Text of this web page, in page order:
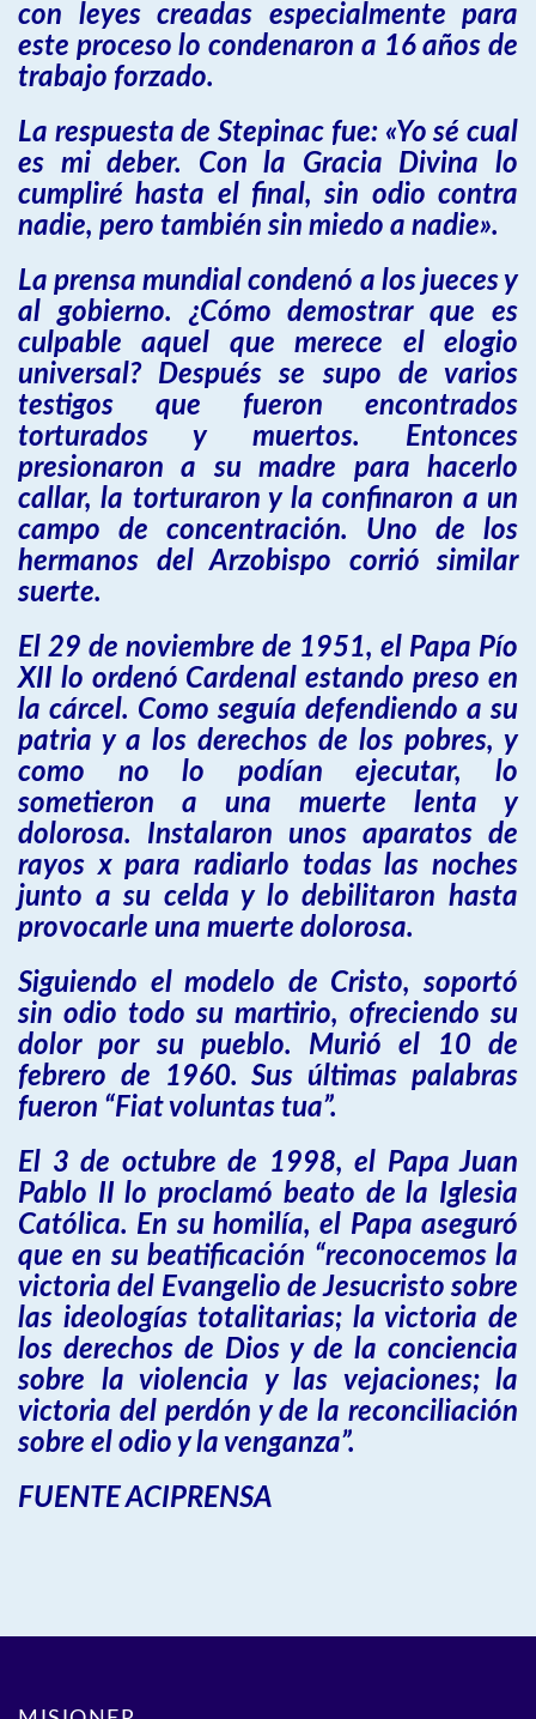
con leyes creadas especialmente para
este proceso lo condenaron a 16 años de
trabajo forzado.
La respuesta de Stepinac fue: «Yo sé cual
es mi deber. Con la Gracia Divina lo
cumpliré hasta el final, sin odio contra
nadie, pero también sin miedo a nadie».
La prensa mundial condenó a los jueces y
al gobierno. ¿Cómo demostrar que es
culpable aquel que merece el elogio
universal? Después se supo de varios
testigos que fueron encontrados
torturados y muertos. Entonces
presionaron a su madre para hacerlo
callar, la torturaron y la confinaron a un
campo de concentración. Uno de los
hermanos del Arzobispo corrió similar
suerte.
El 29 de noviembre de 1951, el Papa Pío
XII lo ordenó Cardenal estando preso en
la cárcel. Como seguía defendiendo a su
patria y a los derechos de los pobres, y
como no lo podían ejecutar, lo
sometieron a una muerte lenta y
dolorosa. Instalaron unos aparatos de
rayos x para radiarlo todas las noches
junto a su celda y lo debilitaron hasta
provocarle una muerte dolorosa.
Siguiendo el modelo de Cristo, soportó
sin odio todo su martirio, ofreciendo su
dolor por su pueblo. Murió el 10 de
febrero de 1960. Sus últimas palabras
fueron “Fiat voluntas tua”.
El 3 de octubre de 1998, el Papa Juan
Pablo II lo proclamó beato de la Iglesia
Católica. En su homilía, el Papa aseguró
que en su beatificación “reconocemos la
victoria del Evangelio de Jesucristo sobre
las ideologías totalitarias; la victoria de
los derechos de Dios y de la conciencia
sobre la violencia y las vejaciones; la
victoria del perdón y de la reconciliación
sobre el odio y la venganza”.
FUENTE ACIPRENSA